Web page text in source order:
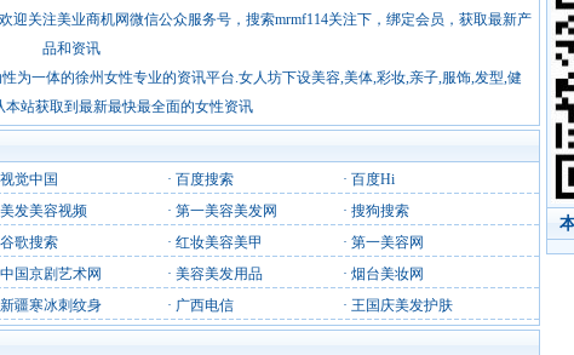
迎关注美业商机网微信公众服务号，搜索mrmf114关注下，绑定会员，获取最新产
品和资讯
为一体的徐州女性专业的资讯平台.女人坊下设美容,美体,彩妆,亲子,服饰,发型,健
站获取到最新最快最全面的女性资讯
视觉中国 · 百度搜索 · 百度Hi
美发美容视频 · 第一美容美发网 · 搜狗搜索
谷歌搜索 · 红妆美容美甲 · 第一美容网
中国京剧艺术网 · 美容美发用品 · 烟台美妆网
新疆寒冰刺纹身 · 广西电信 · 王国庆美发护肤